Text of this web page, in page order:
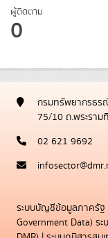
ผู้ติดตาม
0
กรมทรัพยากรธร
75/10 ถ.พระรา
02 621 9692
ระบบบัญชีข้อมูลภาครัฐ
Government Data) ร